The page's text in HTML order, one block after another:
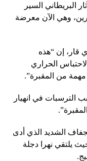
البريطاني السير
وهي الآن معرضة
قار، إن “هذه
الحراري
مهمة من المقبرة”.
في انهيار
الشديد الذي أدى
يلتقي نهرا دجلة